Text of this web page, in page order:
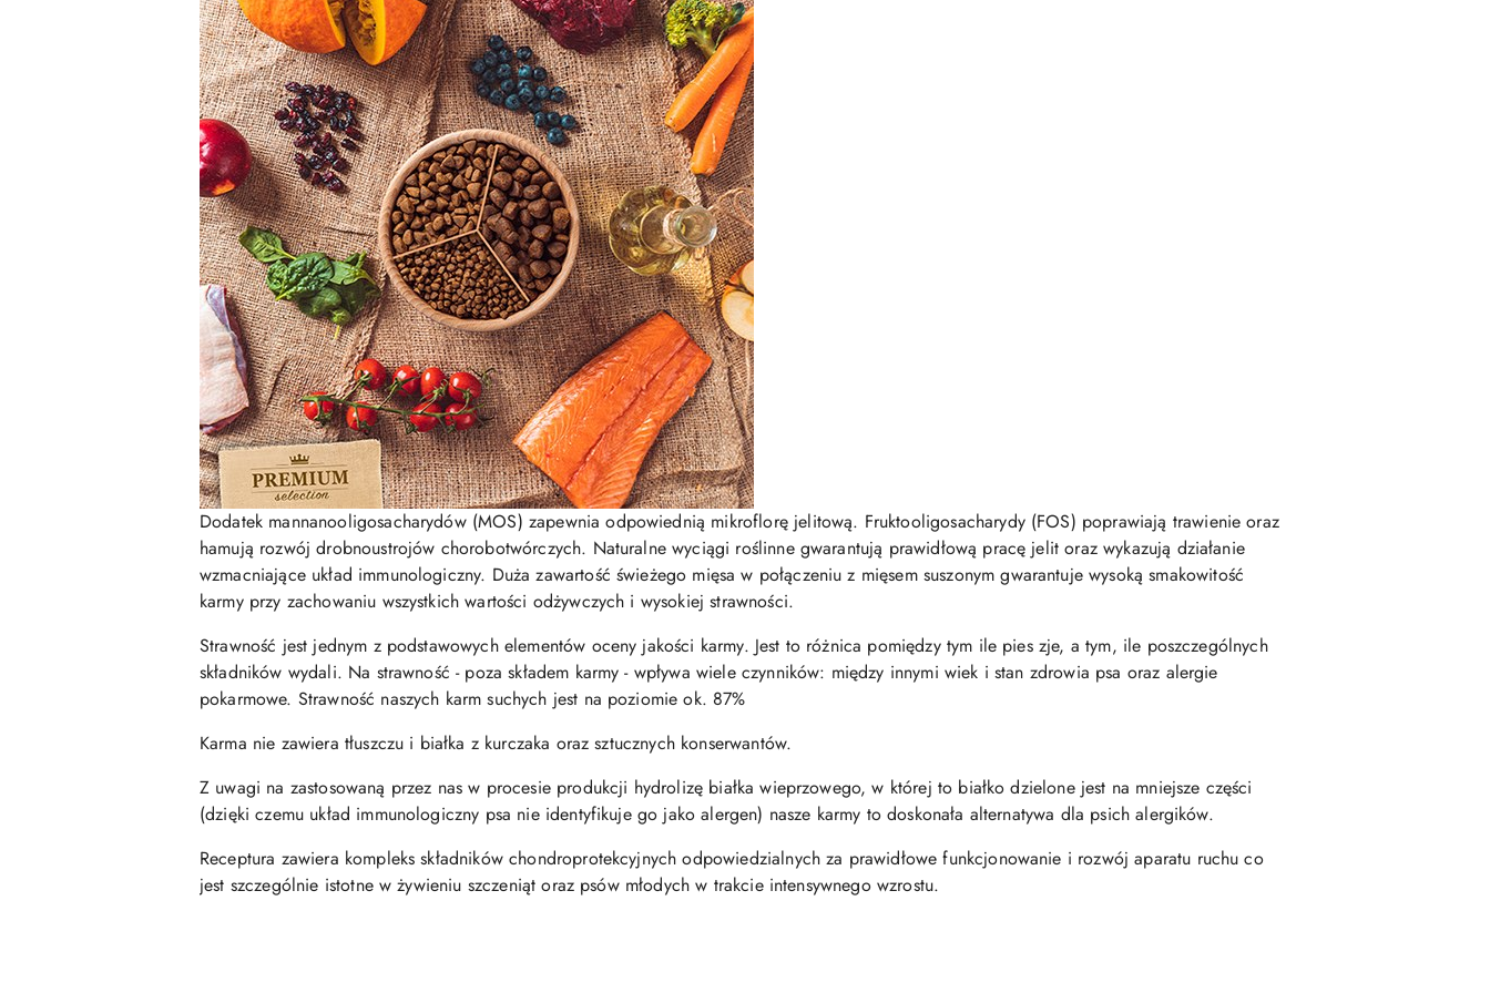
Dodatek mannanooligosacharydów (MOS) zapewnia odpowiednią mikroflorę jelitową. Fruktooligosacharydy (FOS) poprawiają trawienie oraz
hamują rozwój drobnoustrojów chorobotwórczych. Naturalne wyciągi roślinne gwarantują prawidłową pracę jelit oraz wykazują działanie
wzmacniające układ immunologiczny. Duża zawartość świeżego mięsa w połączeniu z mięsem suszonym gwarantuje wysoką smakowitość
karmy przy zachowaniu wszystkich wartości odżywczych i wysokiej strawności.
Strawność jest jednym z podstawowych elementów oceny jakości karmy. Jest to różnica pomiędzy tym ile pies zje, a tym, ile poszczególnych
składników wydali. Na strawność - poza składem karmy - wpływa wiele czynników: między innymi wiek i stan zdrowia psa oraz alergie
pokarmowe. Strawność naszych karm suchych jest na poziomie ok. 87%
Karma nie zawiera tłuszczu i białka z kurczaka oraz sztucznych konserwantów.
Z uwagi na zastosowaną przez nas w procesie produkcji hydrolizę białka wieprzowego, w której to białko dzielone jest na mniejsze części
(dzięki czemu układ immunologiczny psa nie identyfikuje go jako alergen) nasze karmy to doskonała alternatywa dla psich alergików.
Receptura zawiera kompleks składników chondroprotekcyjnych odpowiedzialnych za prawidłowe funkcjonowanie i rozwój aparatu ruchu co
jest szczególnie istotne w żywieniu szczeniąt oraz psów młodych w trakcie intensywnego wzrostu.